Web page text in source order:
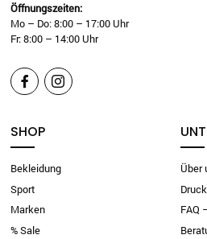
Öffnungszeiten:
Mo – Do: 8:00 – 17:00 Uhr
Fr: 8:00 – 14:00 Uhr
 
SHOP
Bekleidung
Sport
Marken
% Sale
Über
FAQ